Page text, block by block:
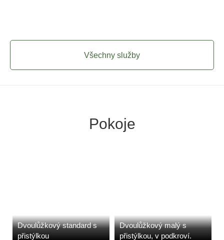
Všechny služby
Pokoje
Dvoulůžkový standard s
přistýlkou
Dvoulůžkový malý s
přistýlkou, v podkroví.